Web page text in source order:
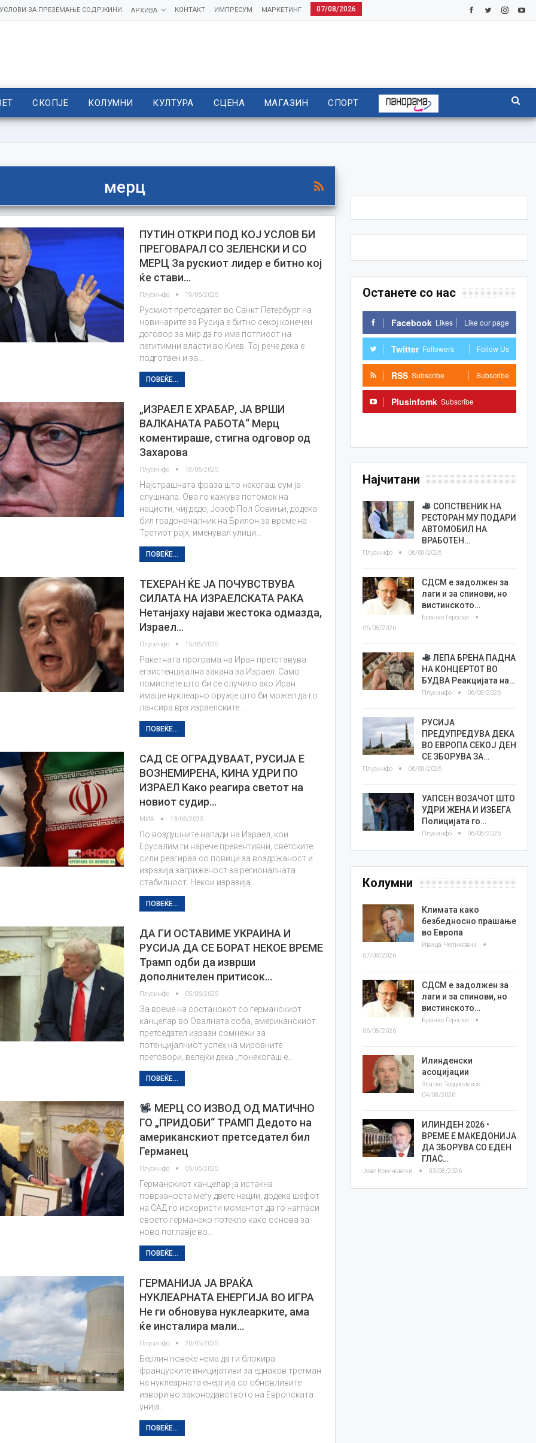
07/08/2026
МАРКЕТИНГ
ИМПРЕСУМ
КОНТАКТ
АРХИВА
ЗА ПРЕЗЕМАЊЕ СОДРЖИНИ
СКОПЈЕ КОЛУМНИ КУЛТУРА СЦЕНА МАГАЗИН СПОРТ
мерц
ПУТИН ОТКРИ ПОД КОЈ УСЛОВ БИ
ПРЕГОВАРАЛ СО ЗЕЛЕНСКИ И СО
МЕРЦ За рускиот лидер е битно кој
ќе стави…
Плусинфо 19/06/2025
Рускиот претседател во Санкт Петербург на
новинарите за Русија е битно секој конечен
договор за мир да го има потписот на
легитимни власти во Киев. Тој рече дека е
подготвен и за…
ПОВЕЌЕ...
„ИЗРАЕЛ Е ХРАБАР, ЈА ВРШИ
ВАЛКАНАТА РАБОТА“ Мерц
коментираше, стигна одговор од
Захарова
Плусинфо 18/06/2025
Најстрашната фраза што некогаш сум ја
слушналa. Ова го кажува потомок на
нацисти, чиј дедо, Јозеф Пол Совињи, додека
бил градоначалник на Брилон за време на
Третиот рајх, именувал улици…
ПОВЕЌЕ...
ТЕХЕРАН ЌЕ ЈА ПОЧУВСТВУВА
СИЛАТА НА ИЗРАЕЛСКАТА РАКА
Нетанјаху најави жестока одмазда,
Израел…
Плусинфо 15/06/2025
Ракетната програма на Иран претставува
егзистенцијална закана за Израел. Само
помислете што би се случило ако Иран
имаше нуклеарно оружје што би можел да го
лансира врз израелските…
ПОВЕЌЕ...
САД СЕ ОГРАДУВААТ, РУСИЈА Е
ВОЗНЕМИРЕНА, КИНА УДРИ ПО
ИЗРАЕЛ Како реагира светот на
новиот судир…
МИА 13/06/2025
По воздушните напади на Израел, кои
Ерусалим ги нарече превентивни, светските
сили реагираа со повици за воздржаност и
изразија загриженост за регионалната
стабилност. Некои изразија…
ПОВЕЌЕ...
ДА ГИ ОСТАВИМЕ УКРАИНА И
РУСИЈА ДА СЕ БОРАТ НЕКОЕ ВРЕМЕ
Трамп одби да изврши
дополнителен притисок…
Плусинфо 05/06/2025
За време на состанокот со германскиот
канцелар во Овалната соба, американскиот
претседател изрази сомнежи за
потенцијалниот успех на мировните
преговори, велејќи дека „понекогаш е…
ПОВЕЌЕ...
МЕРЦ СО ИЗВОД ОД МАТИЧНО
ГО „ПРИДОБИ“ ТРАМП Дедото на
американскиот претседател бил
Германец
Плусинфо 05/06/2025
Германскиот канцелар ја истакна
поврзаноста меѓу двете нации, додека шефот
на САД го искористи моментот да го нагласи
своето германско потекло како основа за
ново поглавје во…
ПОВЕЌЕ...
ГЕРМАНИЈА ЈА ВРАЌА
НУКЛЕАРНАТА ЕНЕРГИЈА ВО ИГРА
Не ги обновува нуклеарките, ама
ќе инсталира мали…
Плусинфо 20/05/2025
Берлин повеќе нема да ги блокира
француските иницијативи за еднаков третман
на нуклеарната енергија со обновливите
извори во законодавството на Европската
унија.
ПОВЕЌЕ...
Останете со нас
Facebook Likes Like our page
Twitter Followers Follow Us
RSS Subscribe Subscribe
Plusinfomk Subscribe
Најчитани
СОПСТВЕНИК НА
РЕСТОРАН МУ ПОДАРИ
АВТОМОБИЛ НА
ВРАБОТЕН…
Плусинфо 06/08/2026
СДСМ е задолжен за
лаги и за спинови, но
вистинското…
Бранко Героски
06/08/2026
ЛЕПА БРЕНА ПАДНА
НА КОНЦЕРТОТ ВО
БУДВА Реакцијата на…
Плусинфо 06/08/2026
РУСИЈА
ПРЕДУПРЕДУВА ДЕКА
ВО ЕВРОПА СЕКОЈ ДЕН
СЕ ЗБОРУВА ЗА…
Плусинфо 06/08/2026
УАПСЕН ВОЗАЧОТ ШТО
УДРИ ЖЕНА И ИЗБЕГА
Полицијата го…
Плусинфо 06/08/2026
Колумни
Климата како
безбедносно прашање
во Европа
Ивица Челиковиќ
07/08/2026
СДСМ е задолжен за
лаги и за спинови, но
вистинското…
Бранко Героски
06/08/2026
Илинденски
асоцијации
Златко Теодосиевски
04/08/2026
ИЛИНДЕН 2026 •
ВРЕМЕ Е МАКЕДОНИЈА
ДА ЗБОРУВА СО ЕДЕН
ГЛАС…
Јове Кекеновски 03/08/2026